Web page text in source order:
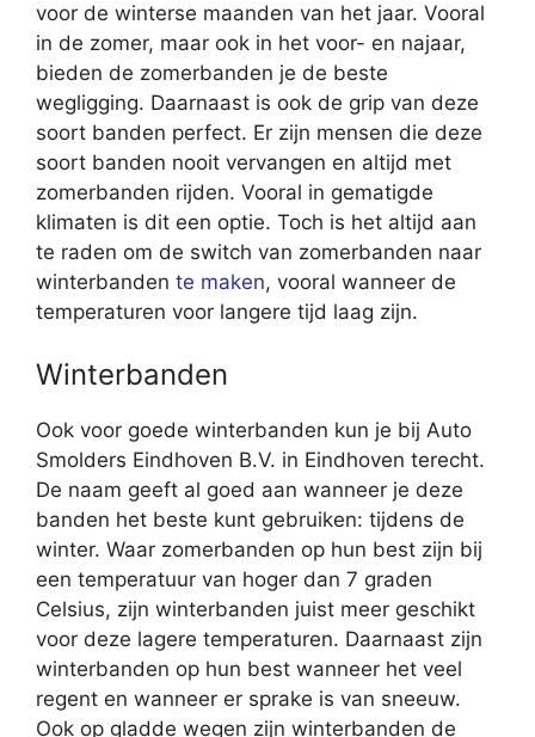
voor de winterse maanden van het jaar. Vooral
in de zomer, maar ook in het voor- en najaar,
bieden de zomerbanden je de beste
wegligging. Daarnaast is ook de grip van deze
soort banden perfect. Er zijn mensen die deze
soort banden nooit vervangen en altijd met
zomerbanden rijden. Vooral in gematigde
klimaten is dit een optie. Toch is het altijd aan
te raden om de switch van zomerbanden naar
winterbanden te maken, vooral wanneer de
temperaturen voor langere tijd laag zijn.
Winterbanden
Ook voor goede winterbanden kun je bij Auto
Smolders Eindhoven B.V. in Eindhoven terecht.
De naam geeft al goed aan wanneer je deze
banden het beste kunt gebruiken: tijdens de
winter. Waar zomerbanden op hun best zijn bij
een temperatuur van hoger dan 7 graden
Celsius, zijn winterbanden juist meer geschikt
voor deze lagere temperaturen. Daarnaast zijn
winterbanden op hun best wanneer het veel
regent en wanneer er sprake is van sneeuw.
Ook op gladde wegen zijn winterbanden de